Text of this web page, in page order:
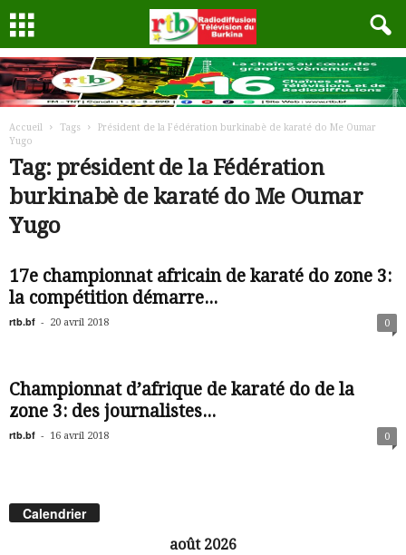
Accueil Tags
Président de la Fédération burkinabè de karaté do Me Oumar
Yugo
Tag: président de la Fédération
burkinabè de karaté do Me Oumar
Yugo
17e championnat africain de karaté do zone 3:
la compétition démarre...
rtb.bf - 20 avril 2018 0
Championnat d’afrique de karaté do de la
zone 3: des journalistes...
rtb.bf - 16 avril 2018 0
Calendrier
août 2026